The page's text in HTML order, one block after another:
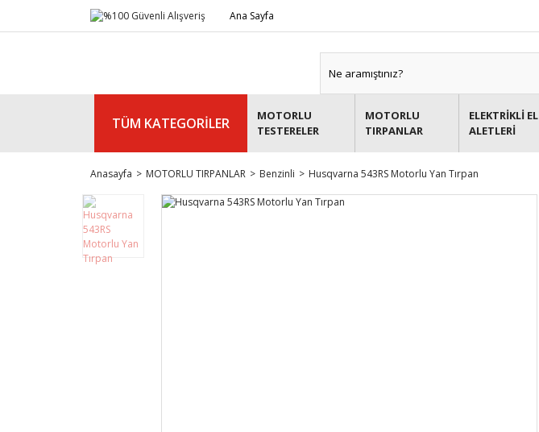
Ana Sayfa
TÜM KATEGORİLER
MOTORLU
TESTERELER
MOTORLU
TIRPANLAR
ELEKTRİKLİ EL
ALETLERİ
Anasayfa MOTORLU TIRPANLAR Benzinli Husqvarna 543RS Motorlu Yan Tırpan